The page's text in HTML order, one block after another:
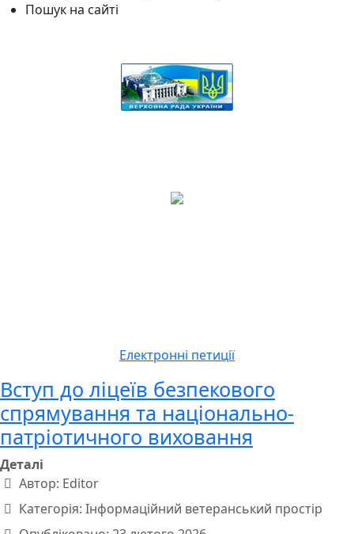
Пошук на сайті
Електронні петиції
Вступ до ліцеїв безпекового
спрямування та національно-
патріотичного виховання
Деталі
Автор: Editor
Категорія: Інформаційний ветеранський простір